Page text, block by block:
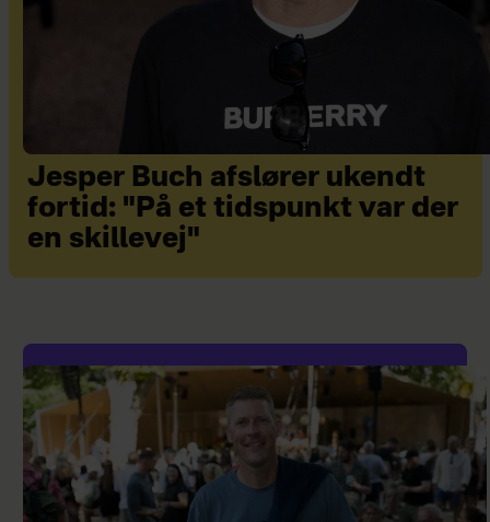
Jesper Buch afslører ukendt
fortid: "På et tidspunkt var der
en skillevej"